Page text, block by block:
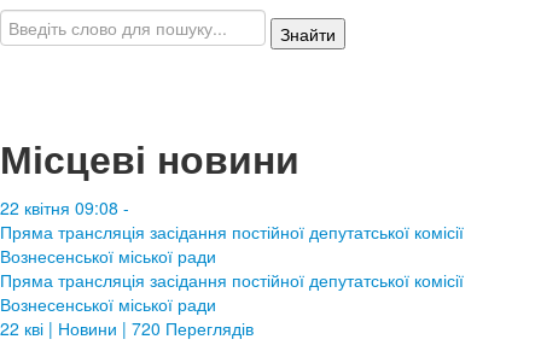
Знайти
Місцеві новини
22 квітня 09:08 -
Пряма трансляція засідання постійної депутатської комісії
Вознесенської міської ради
Пряма трансляція засідання постійної депутатської комісії
Вознесенської міської ради
22 кві | Новини | 720 Переглядів